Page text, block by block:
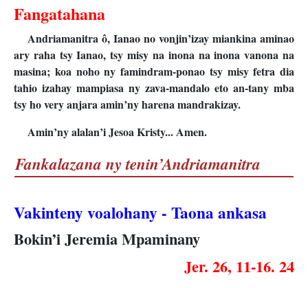
Fangatahana
Andriamanitra ô, Ianao no vonjin’izay miankina aminao
ary raha tsy Ianao, tsy misy na inona na inona vanona na
masina; koa noho ny famindram-ponao tsy misy fetra dia
tahio izahay mampiasa ny zava-mandalo eto an-tany mba
tsy ho very anjara amin’ny harena mandrakizay.
Amin’ny alalan’i Jesoa Kristy... Amen.
Fankalazana ny tenin’Andriamanitra
Vakinteny voalohany - Taona ankasa
Bokin’i Jeremia Mpaminany
Jer. 26, 11-16. 24